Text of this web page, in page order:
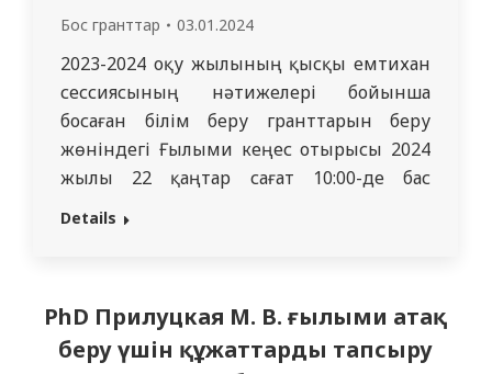
Бос гранттар 03.01.2024
2023-2024 оқу жылының қысқы емтихан
сессиясының нәтижелері бойынша
босаған білім беру гранттарын беру
жөніндегі Ғылыми кеңес отырысы 2024
жылы 22 қаңтар сағат 10:00-де бас
ғимаратта үлкен конференция залында
ұсынылады. 2024 жылдың 19 қантарына
босаған білім беру гранттарының саны:
Details
PhD Прилуцкая М. В. ғылыми атақ
беру үшін құжаттарды тапсыру